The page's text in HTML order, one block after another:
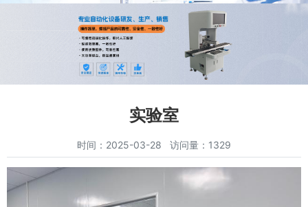
实验室
时间：2025-03-28 访问量：1329